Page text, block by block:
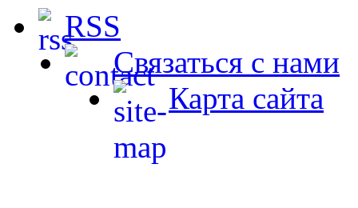
RSS
Связаться с нами
Карта сайта